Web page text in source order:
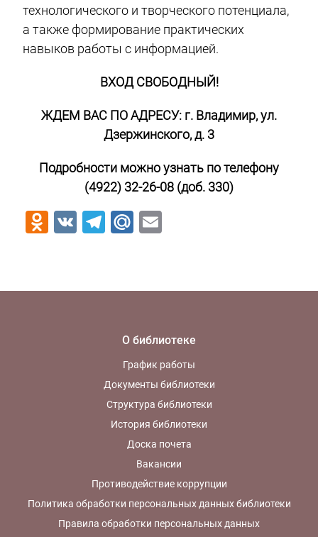
технологического и творческого потенциала,
а также формирование практических
навыков работы с информацией.
ВХОД СВОБОДНЫЙ!
ЖДЕМ ВАС ПО АДРЕСУ: г. Владимир, ул.
Дзержинского, д. 3
Подробности можно узнать по телефону
(4922) 32-26-08 (доб. 330)
Odnoklassniki
VK Telegram
Mail.Ru
О библиотеке
График работы
Документы библиотеки
Структура библиотеки
История библиотеки
Доска почета
Вакансии
Противодействие коррупции
Политика обработки персональных данных библиотеки
Правила обработки персональных данных